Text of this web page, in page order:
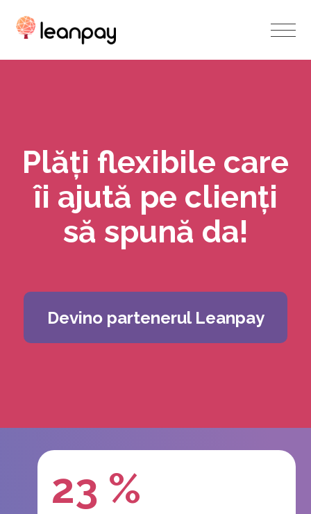
Plăţi flexibile care
îi ajută pe clienți
să spună da!
Devino partenerul Leanpay
23 %